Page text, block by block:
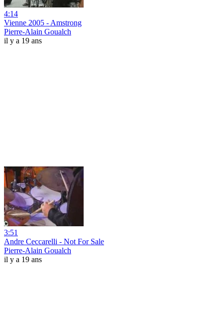
4:14
Vienne 2005 - Amstrong
Pierre-Alain Goualch
il y a 19 ans
3:51
Andre Ceccarelli - Not For Sale
Pierre-Alain Goualch
il y a 19 ans